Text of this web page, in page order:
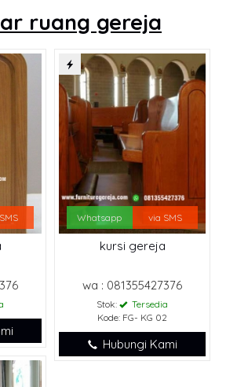
ruang gereja
Whatsapp via SMS
kursi gereja
wa : 081355427376
Stok:
Tersedia
Kode: FG- KG 02
Hubungi Kami